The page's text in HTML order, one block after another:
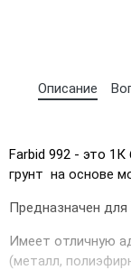
Описание
Farbid 992 - это
грунт на основе
Предназначен для
Имеет отличную
(металл,